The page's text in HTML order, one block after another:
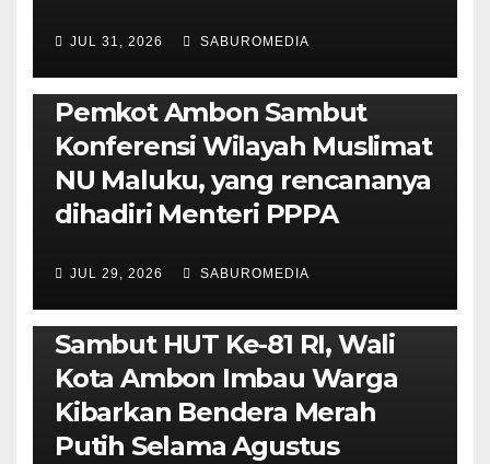
JUL 31, 2026 SABUROMEDIA
AMBON METRO JURNALISME AKTIVIS
POLITIK & PEMERINTAHAN
Pemkot Ambon Sambut
Konferensi Wilayah Muslimat
NU Maluku, yang rencananya
dihadiri Menteri PPPA
JUL 29, 2026 SABUROMEDIA
AMBON METRO POLITIK & PEMERINTAHAN
Sambut HUT Ke-81 RI, Wali
Kota Ambon Imbau Warga
Kibarkan Bendera Merah
Putih Selama Agustus